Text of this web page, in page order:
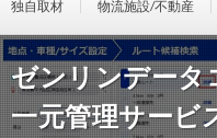
独自取材 物流施設/不動産
ゼンリンデータ
一元管理サービ